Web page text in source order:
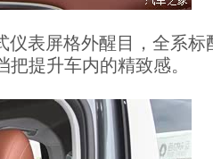
仪表屏格外醒目，全系标
提升车内的精致感。